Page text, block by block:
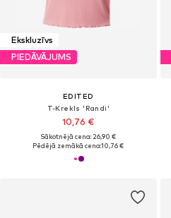
Ekskluzīvs
PIEDĀVĀJUMS
EDITED
T-Krekls 'Randi'
10,76 €
Sākotnējā cena: 26,90 €
Pēdējā zemākā cena:10,76 €